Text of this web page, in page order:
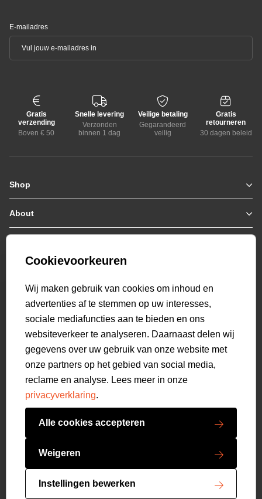
Filteren
E-mailadres
Gratis
verzending
Boven € 50
Snelle levering
Verzonden
binnen 1 dag
Veilige betaling
Gegarandeerd
veilig
Gratis
retourneren
30 dagen beleid
Shop
Zomerjassen
Jassen / Coats
Colberts
Hoodies
Polo's
T-shirts
Overshirts
Overhemden
Sweatpants
Broeken
Short sweatpants
Shorts
Schoenen
Swimwear
Accessoires
About
Who we are
Genti X PSV
Bestellen & Betalen
Retourneren
Veelgestelde vragen
Mijn Account
beoordelingen
Privacy verklaring
Cookies resetten
Cookievoorkeuren
Wij maken gebruik van cookies om inhoud en
advertenties af te stemmen op uw interesses,
sociale mediafuncties aan te bieden en ons
websiteverkeer te analyseren. Daarnaast delen wij
gegevens over uw gebruik van onze website met
onze partners op het gebied van social media,
reclame en analyse. Lees meer in onze
privacyverklaring.
Alle cookies accepteren
Weigeren
Instellingen bewerken